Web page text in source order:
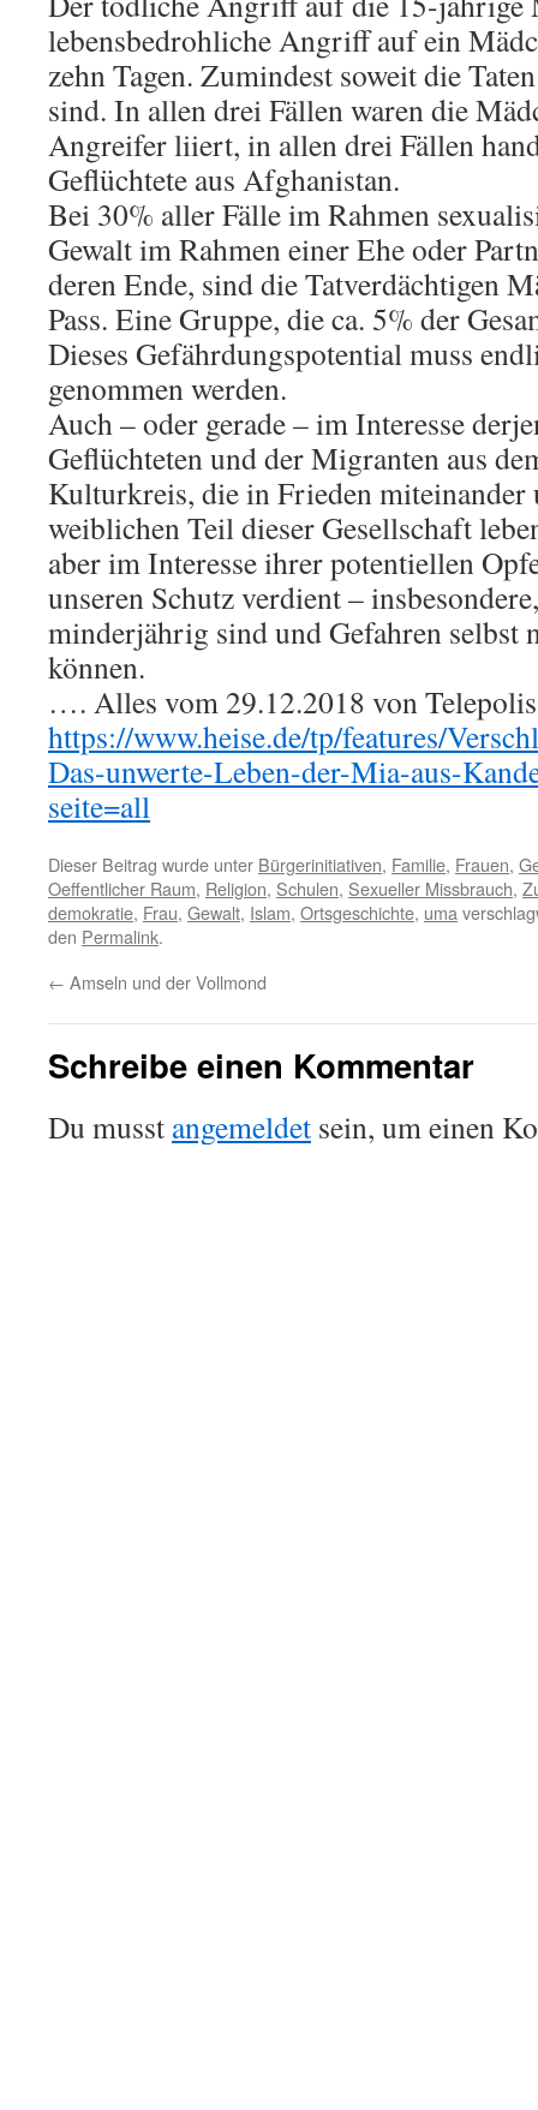
lebensbedrohliche Angriff auf ein
zehn Tagen. Zumindest soweit die
sind. In allen drei Fällen waren die
Angreifer liiert, in allen drei Fällen
Geflüchtete aus Afghanistan.
Bei 30% aller Fälle im Rahmen
Gewalt im Rahmen einer Ehe oder
deren Ende, sind die Tatverdächtigen
Pass. Eine Gruppe, die ca. 5% der
Dieses Gefährdungspotential muss
genommen werden.
Auch – oder gerade – im Interesse
Geflüchteten und der Migranten aus
Kulturkreis, die in Frieden miteinander
weiblichen Teil dieser Gesellschaft
aber im Interesse ihrer potentiellen
unseren Schutz verdient –
minderjährig sind und Gefahren selbst
können.
…. Alles vom 29.12.2018 von
https://www.heise.de/tp/features/
Das-unwerte-Leben-der-Mia-aus-
seite=all
Dieser Beitrag wurde unter Bürgerinitiativen, Familie, Frauen,
Oeffentlicher Raum, Religion, Schulen, Sexueller Missbrauch,
demokratie, Frau, Gewalt, Islam, Ortsgeschichte, uma
den Permalink.
← Amseln und der Vollmond
Schreibe einen Kommentar
Du musst angemeldet sein, um einen